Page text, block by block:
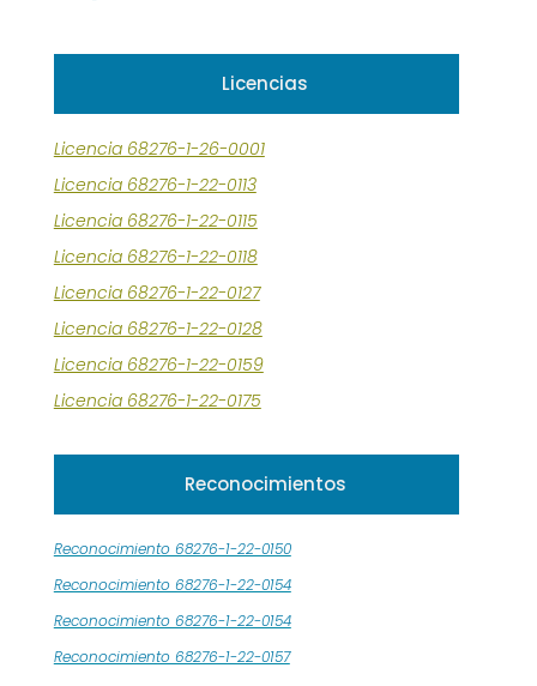
Licencias
Licencia 68276-1-26-0001
Licencia 68276-1-22-0113
Licencia 68276-1-22-0115
Licencia 68276-1-22-0118
Licencia 68276-1-22-0127
Licencia 68276-1-22-0128
Licencia 68276-1-22-0159
Licencia 68276-1-22-0175
Reconocimientos
Reconocimiento 68276-1-22-0150
Reconocimiento 68276-1-22-0154
Reconocimiento 68276-1-22-0154
Reconocimiento 68276-1-22-0157